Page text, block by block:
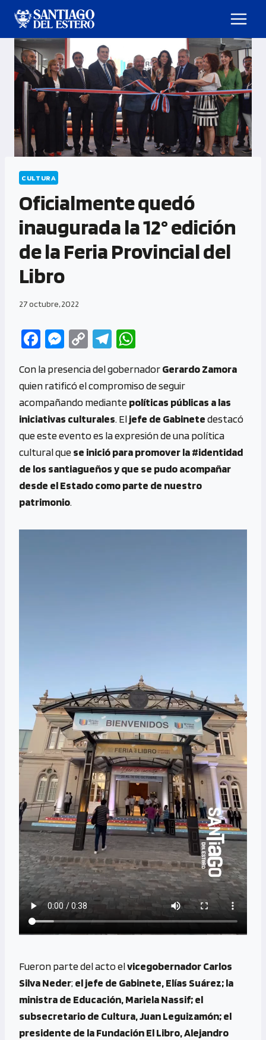
CULTURA
Oficialmente quedó
inaugurada la 12° edición
de la Feria Provincial del
Libro
27 octubre, 2022
Fa
b
o
o
k
M
se
n
g
er
C
py
Li
n
k
Te
gr
a
m
at
s
A
p
p
Con la presencia del gobernadorGerardo Zamora
quien ratificó el compromiso de seguir
acompañando mediantepolíticas públicas a las
iniciativas culturales. Eljefe de Gabinetedestacó
que este evento es la expresión de una política
cultural quese inició para promover la #identidad
de los santiagueños y que se pudo acompañar
desde el Estado como parte de nuestro
patrimonio.
Fueron parte del acto elvicegobernadorCarlos
Silva Neder;el jefe de Gabinete, Elías Suárez; la
ministra de Educación, Mariela Nassif; el
subsecretario de Cultura, Juan Leguizamón; el
presidente de la Fundación El Libro, Alejandro